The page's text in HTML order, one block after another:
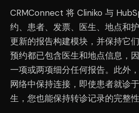
CRMConnect 将 Cliniko 与
约、患者、发票、医生、地点和
更新的报告构建模块，并保持它
预约都已包含医生和地点信息，
一项或两项细分任何报告。此外
网络中保持连接，即使患者就诊
生，您也能保持转诊记录的完整性